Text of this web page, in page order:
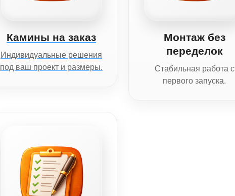
Камины на заказ
Индивидуальные решения
под ваш проект и размеры.
Монтаж без
переделок
Стабильная работа с
первого запуска.